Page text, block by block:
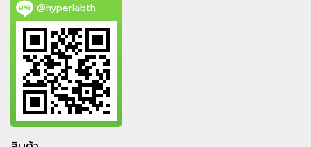
@hyperlabth